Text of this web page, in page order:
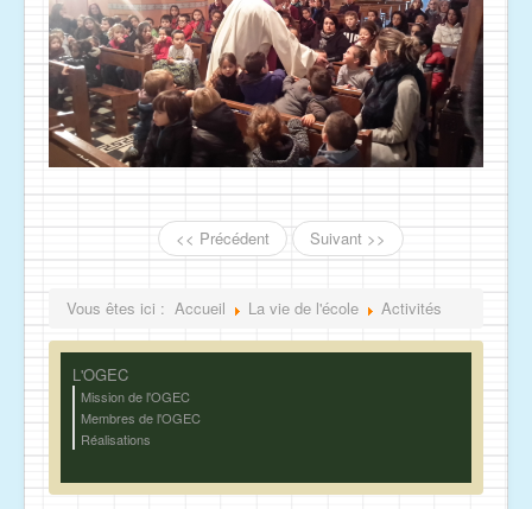
<< Précédent Suivant >>
Vous êtes ici : Accueil La vie de l'école Activités
L'OGEC
Mission de l'OGEC
Membres de l'OGEC
Réalisations